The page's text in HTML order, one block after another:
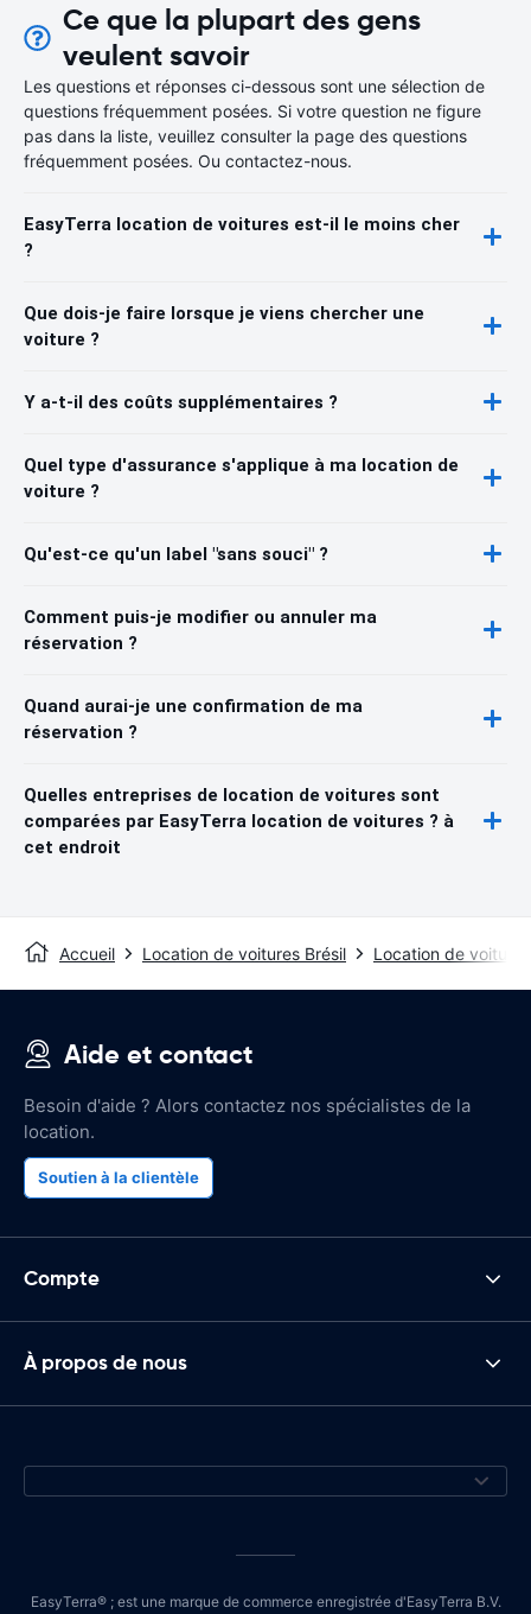
Ce que la plupart des gens
veulent savoir
Les questions et réponses ci-dessous sont une sélection de
questions fréquemment posées. Si votre question ne figure
pas dans la liste, veuillez consulter la page des questions
fréquemment posées. Ou contactez-nous.
EasyTerra location de voitures est-il le moins cher
?
Que dois-je faire lorsque je viens chercher une
voiture ?
Y a-t-il des coûts supplémentaires ?
Quel type d'assurance s'applique à ma location de
voiture ?
Qu'est-ce qu'un label "sans souci" ?
Comment puis-je modifier ou annuler ma
réservation ?
Quand aurai-je une confirmation de ma
réservation ?
Quelles entreprises de location de voitures sont
comparées par EasyTerra location de voitures ? à
cet endroit
Accueil Location de voitures Brésil Location de
Aide et contact
Besoin d'aide ? Alors contactez nos spécialistes de la
location.
Soutien à la clientèle
Compte
À propos de nous
EasyTerra® ; est une marque de commerce enregistrée d'EasyTerra B.V.